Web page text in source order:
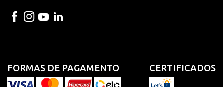
FORMAS DE PAGAMENTO CERTIFICADOS